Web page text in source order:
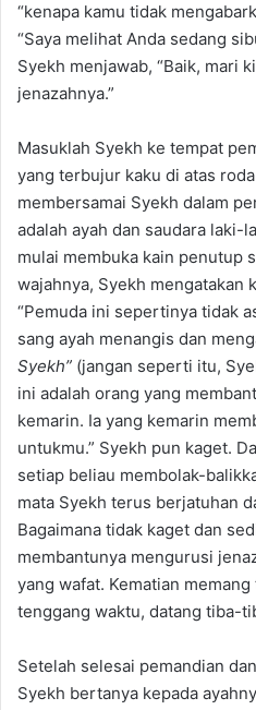
“kenapa kamu tidak
“Saya melihat Anda sedang
Syekh menjawab, “Baik, mari
jenazahnya.”
Masuklah Syekh ke tempat
yang terbujur kaku di atas
membersamai Syekh dalam
adalah ayah dan saudara laki-
mulai membuka kain penutup
wajahnya, Syekh mengatakan
“Pemuda ini sepertinya tidak
sang ayah menangis dan
Syekh” (jangan seperti itu,
ini adalah orang yang
kemarin. Ia yang kemarin
untukmu.” Syekh pun kaget.
setiap beliau membolak-
mata Syekh terus berjatuhan
Bagaimana tidak kaget dan
membantunya mengurusi
yang wafat. Kematian
tenggang waktu, datang tiba-
Setelah selesai pemandian
Syekh bertanya kepada